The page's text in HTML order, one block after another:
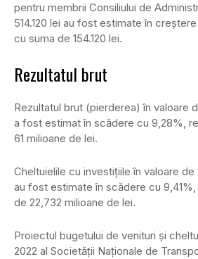
pentru membrii Consiliului de
514.120 lei au fost estimate în
cu suma de 154.120 lei.
Rezultatul brut
Rezultatul brut (pierderea) în valoare
a fost estimat în scădere cu 9,28%,
61 milioane de lei.
Cheltuielile cu investițiile în valoare de
au fost estimate în scădere cu
de 22,732 milioane de lei.
Proiectul bugetului de venituri și
2022 al Societății Naționale de